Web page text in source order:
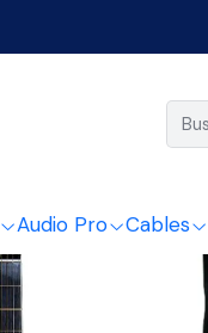
Audio Pro Cables